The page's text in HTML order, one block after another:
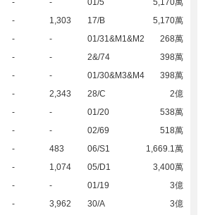
- - 01/5
5,170萬
- 1,303 17/B
5,170萬
- - 01/31&M1&M2
268萬
- - 2&/74
398萬
- - 01/30&M3&M4
398萬
- 2,343 28/C
2億
- - 01/20
538萬
- - 02/69
518萬
- 483 06/S1
1,669.1萬
- 1,074 05/D1
3,400萬
- - 01/19
3億
- 3,962 30/A
3億